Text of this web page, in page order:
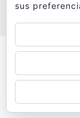
VER MÁS
y
sus